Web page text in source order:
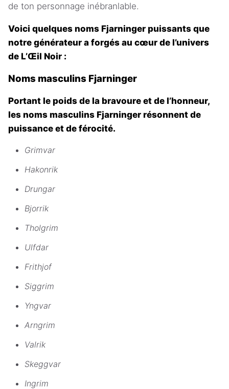
de ton personnage inébranlable.
Voici quelques noms Fjarninger puissants que
notre générateur a forgés au cœur de l’univers
de L’Œil Noir :
Noms masculins Fjarninger
Portant le poids de la bravoure et de l’honneur,
les noms masculins Fjarninger résonnent de
puissance et de férocité.
Grimvar
Hakonrik
Drungar
Bjorrik
Tholgrim
Ulfdar
Frithjof
Siggrim
Yngvar
Arngrim
Valrik
Skeggvar
Ingrim